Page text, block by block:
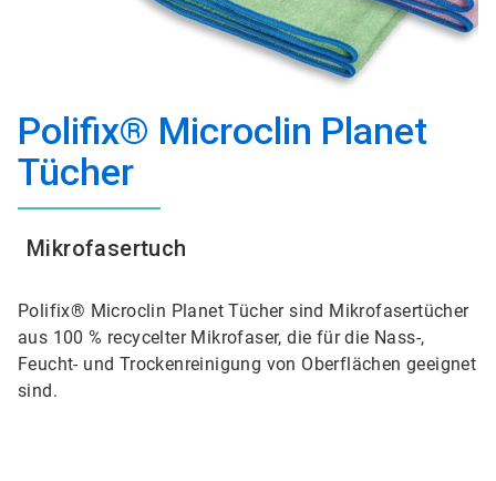
Polifix® Microclin Planet
Tücher
Mikrofasertuch
Polifix® Microclin Planet Tücher sind Mikrofasertücher
aus 100 % recycelter Mikrofaser, die für die Nass-,
Feucht- und Trockenreinigung von Oberflächen geeignet
sind.